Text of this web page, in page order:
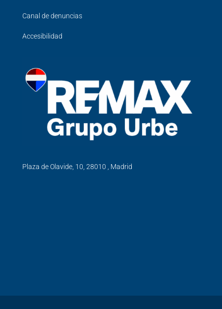
Canal de denuncias
Accesibilidad
Plaza de Olavide, 10, 28010 , Madrid